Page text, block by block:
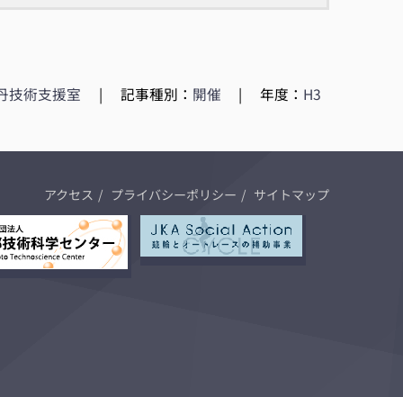
技術支援室 | 記事種別： 開催 | 年度： H3
アクセス プライバシーポリシー サイトマップ